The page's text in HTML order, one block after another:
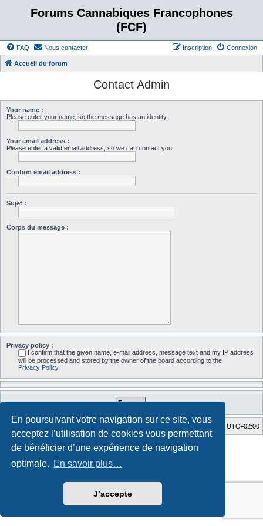
En poursuivant votre navigation sur ce site, vous
acceptez l’utilisation de cookies vous permettant
de bénéficier d’une expérience de navigation
optimale. En savoir plus…
J’accepte
Forums Cannabiques Francophones
(FCF)
FAQ Nous contacter Connexion
Inscription
Accueil du forum
Contact Admin
Your name :
Please enter your name, so the message has an identity.
Your email address :
Please enter a valid email address, so we can contact you.
Confirm email address :
Sujet :
Corps du message :
Privacy policy :
I confirm that the given name, e-mail address, message text and my IP address
will be processed and stored by the owner of the board according to the
Privacy Policy
Accueil du forum Fuseau horaire sur UTC+02:00
Style developed by Zuma Portal
, Turaiel,
Développé parphpBB® Forum Software © phpBB Limited
Traduction française officielle